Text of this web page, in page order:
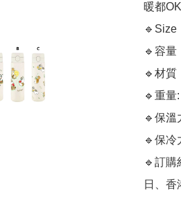
暖都
🔹容量
🔹材質
🔹重量
🔹保溫
🔹保冷
🔹訂
日、香